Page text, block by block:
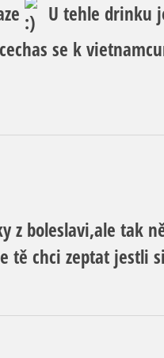
U tehle drinku
se k
z boleslavi,ale tak
tě chci zeptat jestli